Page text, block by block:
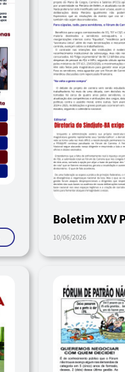
Boletim XXV
10/06/2026